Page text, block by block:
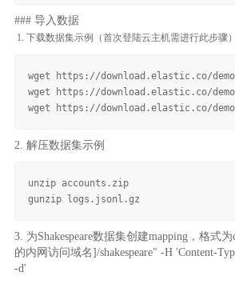
### 导入数据
下载数据集示例（首次登陆云主机需进行此步骤）
wget https://download.elastic.co/
wget https://download.elastic.co/
2. 解压数据集示例
unzip accounts.zip
3. 为Shakespeare数据集创建mapping，格式
的内网访问域名]/shakespeare" -H 'Content-
-d'